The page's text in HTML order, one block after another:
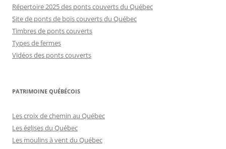
Répertoire 2025 des ponts couverts du Québec
Site de ponts de bois couverts du Québec
Timbres de ponts couverts
Types de fermes
Vidéos des ponts couverts
PATRIMOINE QUÉBÉCOIS
Les croix de chemin au Québec
Les églises du Québec
Les moulins à vent du Québec